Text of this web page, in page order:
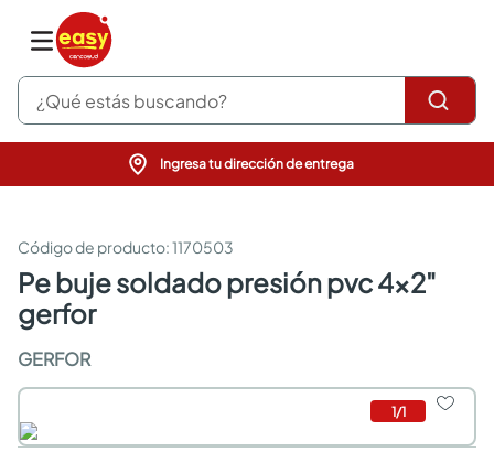
¿Qué estás buscando?
Ingresa tu dirección de entrega
:1170503
pe buje soldado presión pvc 4x2"
gerfor
GERFOR
1/1
pinturas
sanitarios
comedor
escritorio
pisos
comedores
armarios closet